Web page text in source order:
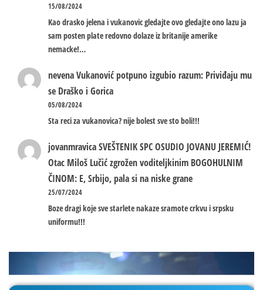
15/08/2024
Kao drasko jelena i vukanovic gledajte ovo gledajte ono lazu ja
sam posten plate redovno dolaze iz britanije amerike
nemacke!…
nevenaVukanović potpuno izgubio razum: Priviđaju mu
se Draško i Gorica
05/08/2024
Sta reci za vukanovica? nije bolest sve sto boli!!!
jovanmravicaSVEŠTENIK SPC OSUDIO JOVANU JEREMIĆ!
Otac Miloš Lučić zgrožen voditeljkinim BOGOHULNIM
ČINOM: E, Srbijo, pala si na niske grane
25/07/2024
Boze dragi koje sve starlete nakaze sramote crkvu i srpsku
uniformu!!!